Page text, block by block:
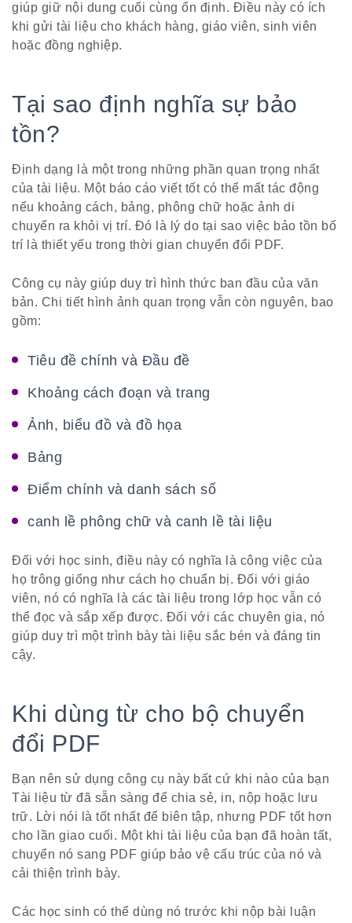
giúp giữ nội dung cuối cùng ổn định. Điều này có ích
khi gửi tài liệu cho khách hàng, giáo viên, sinh viên
hoặc đồng nghiệp.
Tại sao định nghĩa sự bảo
tồn?
Định dạng là một trong những phần quan trọng nhất
của tài liệu. Một báo cáo viết tốt có thể mất tác động
nếu khoảng cách, bảng, phông chữ hoặc ảnh di
chuyển ra khỏi vị trí. Đó là lý do tại sao việc bảo tồn bố
trí là thiết yếu trong thời gian chuyển đổi PDF.
Công cụ này giúp duy trì hình thức ban đầu của văn
bản. Chi tiết hình ảnh quan trọng vẫn còn nguyên, bao
gồm:
Tiêu đề chính và Đầu đề
Khoảng cách đoạn và trang
Ảnh, biểu đồ và đồ họa
Bảng
Điểm chính và danh sách số
canh lề phông chữ và canh lề tài liệu
Đối với học sinh, điều này có nghĩa là công việc của
họ trông giống như cách họ chuẩn bị. Đối với giáo
viên, nó có nghĩa là các tài liệu trong lớp học vẫn có
thể đọc và sắp xếp được. Đối với các chuyên gia, nó
giúp duy trì một trình bày tài liệu sắc bén và đáng tin
cậy.
Khi dùng từ cho bộ chuyển
đổi PDF
Bạn nên sử dụng công cụ này bất cứ khi nào của bạn
Tài liệu từ đã sẵn sàng để chia sẻ, in, nộp hoặc lưu
trữ. Lời nói là tốt nhất để biên tập, nhưng PDF tốt hơn
cho lần giao cuối. Một khi tài liệu của bạn đã hoàn tất,
chuyển nó sang PDF giúp bảo vệ cấu trúc của nó và
cải thiện trình bày.
Các học sinh có thể dùng nó trước khi nộp bài luận